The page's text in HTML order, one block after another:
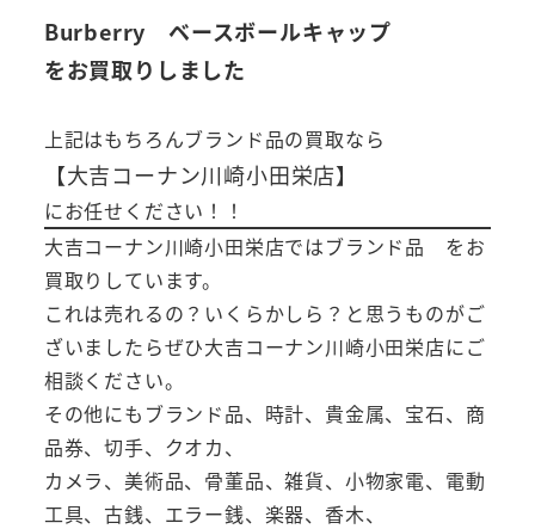
Burberry ベースボールキャップ
をお買取りしました
上記はもちろんブランド品の買取なら
【大吉コーナン川崎小田栄店】
にお任せください！！
大吉コーナン川崎小田栄店ではブランド品 をお
買取りしています。
これは売れるの？いくらかしら？と思うものがご
ざいましたらぜひ大吉コーナン川崎小田栄店にご
相談ください。
その他にもブランド品、時計、貴金属、宝石、商
品券、切手、クオカ、
カメラ、美術品、骨董品、雑貨、小物家電、電動
工具、古銭、エラー銭、楽器、香木、